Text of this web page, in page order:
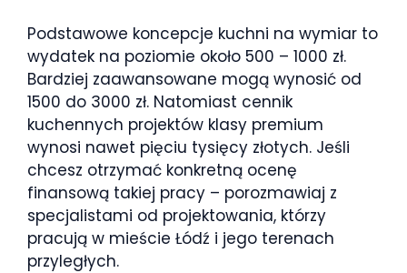
Podstawowe koncepcje kuchni na wymiar to
wydatek na poziomie około 500 – 1000 zł.
Bardziej zaawansowane mogą wynosić od
1500 do 3000 zł. Natomiast cennik
kuchennych projektów klasy premium
wynosi nawet pięciu tysięcy złotych. Jeśli
chcesz otrzymać konkretną ocenę
finansową takiej pracy – porozmawiaj z
specjalistami od projektowania, którzy
pracują w mieście Łódź i jego terenach
przyległych.